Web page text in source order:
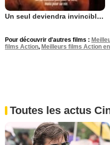
Un seul deviendra invincible 2 - Dernier round
Pour découvrir d'autres films :
films Action, Meilleurs films Action
Toutes les actus